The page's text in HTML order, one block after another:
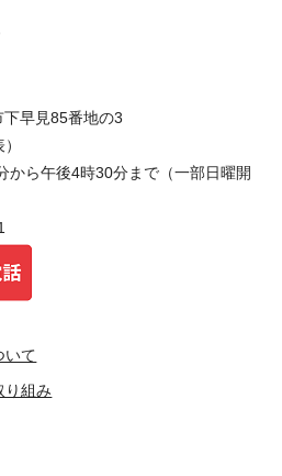
早見85番地の3
から午後4時30分まで（一部日曜開
いて
り組み